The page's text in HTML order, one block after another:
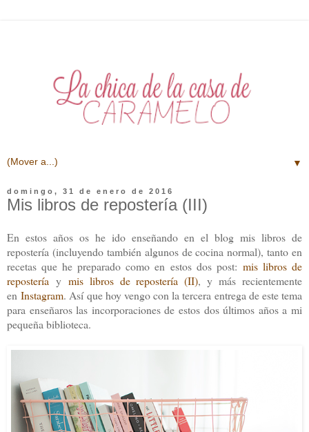
▼
domingo, 31 de enero de 2016
Mis libros de repostería (III)
En estos años os he ido enseñando en el blog mis libros de
repostería (incluyendo también algunos de cocina normal), tanto en
recetas que he preparado como en estos dos post: mis libros de
repostería y mis libros de repostería (II), y más recientemente
enInstagram. Así que hoy vengo con la tercera entrega de este tema
para enseñaros las incorporaciones de estos dos últimos años a mi
pequeña biblioteca.